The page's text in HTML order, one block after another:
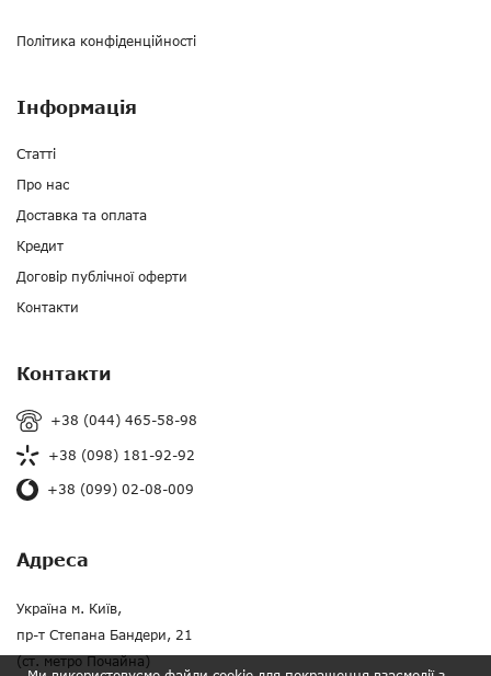
Політика конфіденційності
Інформація
Статті
Про нас
Доставка та оплата
Кредит
Договір публічної оферти
Контакти
Контакти
+38 (044) 465-58-98
+38 (098) 181-92-92
+38 (099) 02-08-009
Адреса
Україна м. Київ,
пр-т Степана Бандери, 21
(ст. метро Почайна)